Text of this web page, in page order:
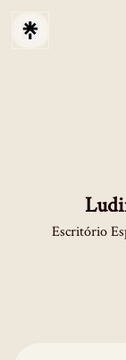
Escritório